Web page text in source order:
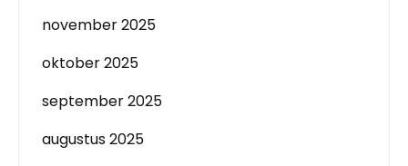
november 2025
oktober 2025
september 2025
augustus 2025